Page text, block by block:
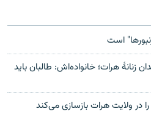
است
زندان زنانهٔ هرات؛ خانواده‌اش: طالبان باید
در ولایت هرات بازسازی می‌کند